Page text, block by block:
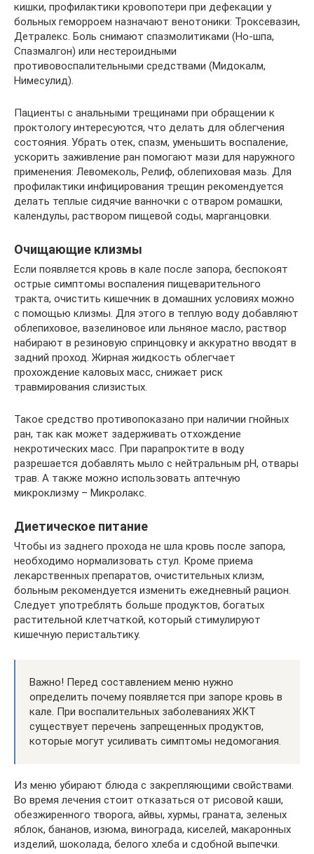
кишки, профилактики кровопотери при дефекации у
больных геморроем назначают венотоники: Троксевазин,
Детралекс. Боль снимают спазмолитиками (Но-шпа,
Спазмалгон) или нестероидными
противовоспалительными средствами (Мидокалм,
Нимесулид).
Пациенты с анальными трещинами при обращении к
проктологу интересуются, что делать для облегчения
состояния. Убрать отек, спазм, уменьшить воспаление,
ускорить заживление ран помогают мази для наружного
применения: Левомеколь, Релиф, облепиховая мазь. Для
профилактики инфицирования трещин рекомендуется
делать теплые сидячие ванночки с отваром ромашки,
календулы, раствором пищевой соды, марганцовки.
Очищающие клизмы
Если появляется кровь в кале после запора, беспокоят
острые симптомы воспаления пищеварительного
тракта, очистить кишечник в домашних условиях можно
с помощью клизмы. Для этого в теплую воду добавляют
облепиховое, вазелиновое или льняное масло, раствор
набирают в резиновую спринцовку и аккуратно вводят в
задний проход. Жирная жидкость облегчает
прохождение каловых масс, снижает риск
травмирования слизистых.
Такое средство противопоказано при наличии гнойных
ран, так как может задерживать отхождение
некротических масс. При парапроктите в воду
разрешается добавлять мыло с нейтральным pH, отвары
трав. А также можно использовать аптечную
микроклизму – Микролакс.
Диетическое питание
Чтобы из заднего прохода не шла кровь после запора,
необходимо нормализовать стул. Кроме приема
лекарственных препаратов, очистительных клизм,
больным рекомендуется изменить ежедневный рацион.
Следует употреблять больше продуктов, богатых
растительной клетчаткой, который стимулируют
кишечную перистальтику.
Важно! Перед составлением меню нужно
определить почему появляется при запоре кровь в
кале. При воспалительных заболеваниях ЖКТ
существует перечень запрещенных продуктов,
которые могут усиливать симптомы недомогания.
Из меню убирают блюда с закрепляющими свойствами.
Во время лечения стоит отказаться от рисовой каши,
обезжиренного творога, айвы, хурмы, граната, зеленых
яблок, бананов, изюма, винограда, киселей, макаронных
изделий, шоколада, белого хлеба и сдобной выпечки.